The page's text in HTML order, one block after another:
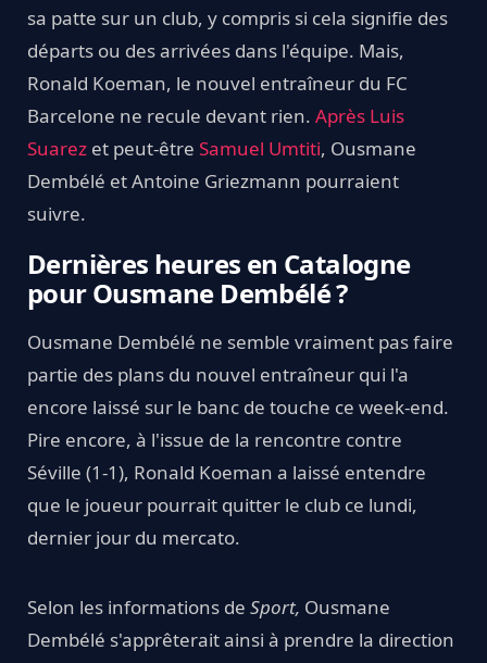
sa patte sur un club, y compris si cela signifie des
départs ou des arrivées dans l'équipe. Mais,
Ronald Koeman, le nouvel entraîneur du FC
Barcelone ne recule devant rien. Après Luis
Suarez et peut-être Samuel Umtiti, Ousmane
Dembélé et Antoine Griezmann pourraient
suivre.
Dernières heures en Catalogne
pour Ousmane Dembélé ?
Ousmane Dembélé ne semble vraiment pas faire
partie des plans du nouvel entraîneur qui l'a
encore laissé sur le banc de touche ce week-end.
Pire encore, à l'issue de la rencontre contre
Séville (1-1), Ronald Koeman a laissé entendre
que le joueur pourrait quitter le club ce lundi,
dernier jour du mercato.
Selon les informations de Sport, Ousmane
Dembélé s'apprêterait ainsi à prendre la direction